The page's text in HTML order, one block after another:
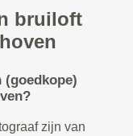
bruiloft
(goedkope)
zijn van